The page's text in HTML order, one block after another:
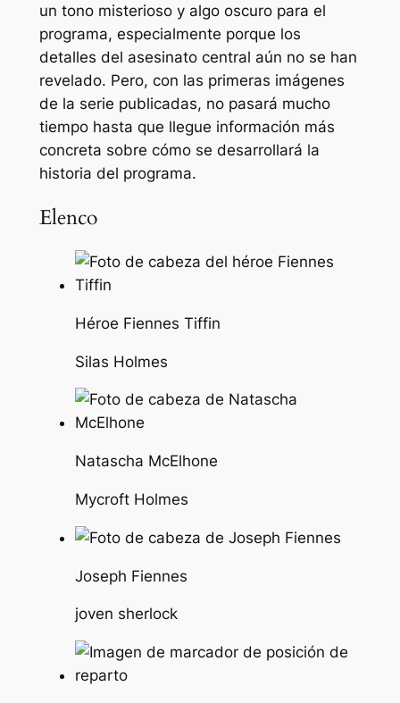
un tono misterioso y algo oscuro para el
programa, especialmente porque los
detalles del asesinato central aún no se han
revelado. Pero, con las primeras imágenes
de la serie publicadas, no pasará mucho
tiempo hasta que llegue información más
concreta sobre cómo se desarrollará la
historia del programa.
Elenco
Héroe Fiennes Tiffin
Silas Holmes
Natascha McElhone
Mycroft Holmes
Joseph Fiennes
joven sherlock